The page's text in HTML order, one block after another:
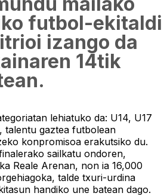
futbol-ekitaldi
izango da
14tik
lehiatuko da: U14, U17
talentu gaztea futbolean
konpromisoa erakutsiko du.
sailkatu ondoren,
Reale Arenan, non ia 16,000
talde txuri-urdina
handiko une batean dago.